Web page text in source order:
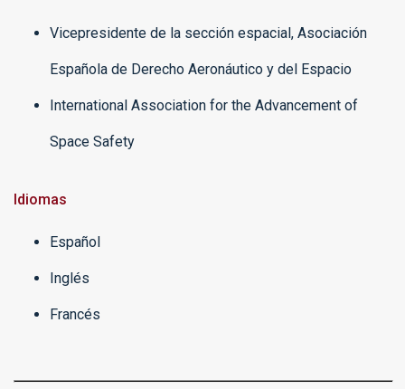
Vicepresidente de la sección espacial, Asociación
Española de Derecho Aeronáutico y del Espacio
International Association for the Advancement of
Space Safety
Idiomas
Español
Inglés
Francés